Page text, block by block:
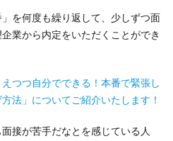
を何度も繰り返して、少しずつ面
業から内定をいただくことができ
つつ自分でできる！本番で緊張し
法」についてご紹介いたします！
接が苦手だなとを感じている人